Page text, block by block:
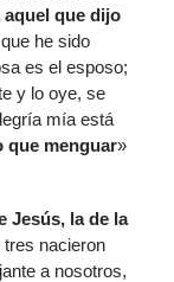
aquel que dijo
he sido
es el esposo;
y lo oye, se
mía está
que menguar»
Jesús, la de la
tres nacieron
a nosotros,